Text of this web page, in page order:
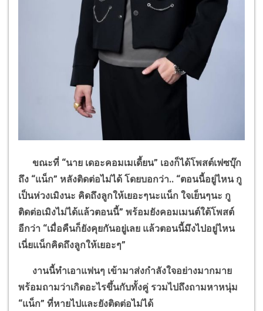
ขณะที่ “นาย เดอะคอมเมเดี้ยน” เองก็ได้โพสต์เฟซบุ๊ก
ถึง “แน็ก” หลังติดต่อไม่ได้ โดยบอกว่า.. “ตอนนี้อยู่ไหน กู
เป็นห่วงเมิงนะ คิดถึงลูกให้เยอะๆนะแน็ก ใจเย็นๆนะ กู
ติดต่อเมิงไม่ได้แล้วตอนนี้” พร้อมยังคอมเมนต์ใต้โพสต์
อีกว่า “เมื่อคืนก็ยังคุยกันอยู่เลย แล้วตอนนี้มึงไปอยู่ไหน
เนี่ยแน็กคิดถึงลูกให้เยอะๆ”
งานนี้ทำเอาแฟนๆ เข้ามาส่งกำลังใจอย่างมากมาย
พร้อมถามว่าเกิดอะไรขึ้นกับทั้งคู่ รวมไปถึงถามหาหนุ่ม
“แน็ก” ที่หายไปและยังติดต่อไม่ได้